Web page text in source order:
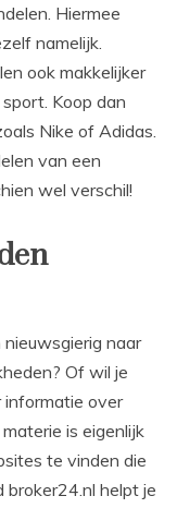
Hiermee
namelijk.
ook makkelijker
Koop dan
Nike of Adidas.
van een
wel verschil!
naar
Of wil je
informatie over
is eigenlijk
te vinden die
broker24.nl helpt je